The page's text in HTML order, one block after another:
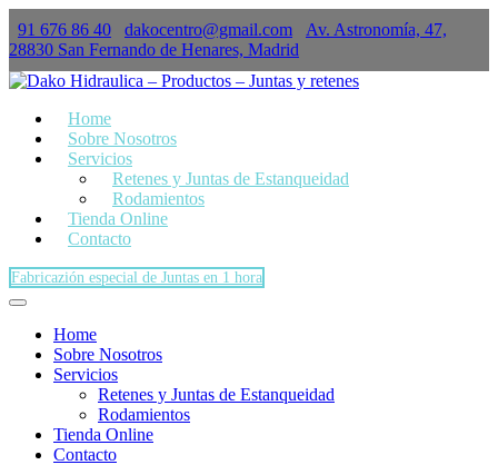
91 676 86 40 dakocentro@gmail.com
Av. Astronomía, 47,
28830 San Fernando de Henares, Madrid
Home
Sobre Nosotros
Servicios
Retenes y Juntas de Estanqueidad
Rodamientos
Tienda Online
Contacto
Fabricazión especial de Juntas en 1 hora
Home
Sobre Nosotros
Servicios
Retenes y Juntas de Estanqueidad
Rodamientos
Tienda Online
Contacto